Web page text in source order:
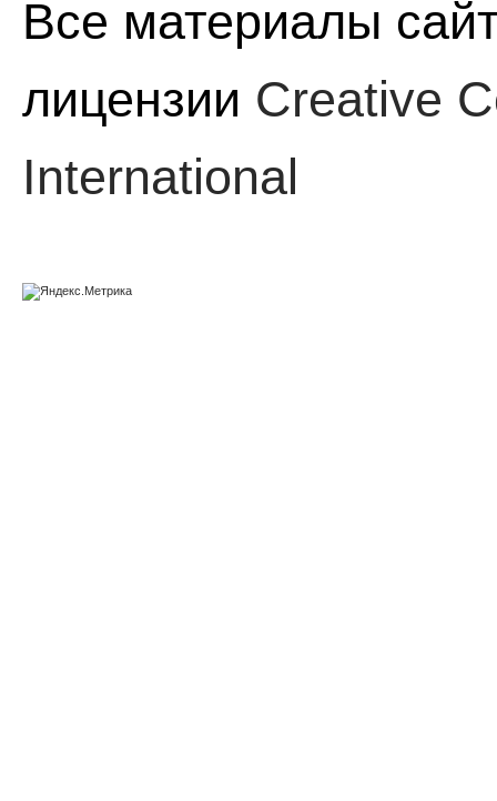
Все материалы
лицензии Creative
International